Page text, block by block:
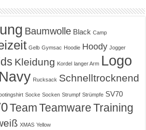
Baumwolle Black Camp
Gelb Gymsac Hoodie Hoody Jogger
Kleidung Kordel langer Arm Logo
Navy Rucksack Schnelltrocknend
Socke Socken Strumpf Strümpfe SV70
Team Teamware Training
XMAS Yellow